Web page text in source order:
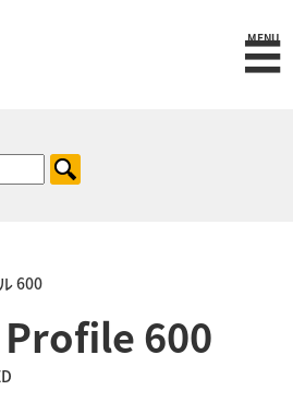
MENU
☰
600
600